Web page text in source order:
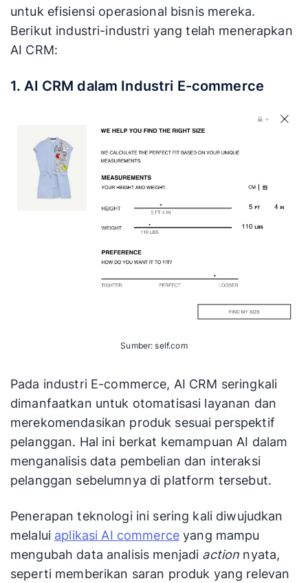
untuk efisiensi operasional bisnis mereka.
Berikut industri-industri yang telah menerapkan
AI CRM:
1. AI CRM dalam Industri E-commerce
Sumber: self.com
Pada industri E-commerce, AI CRM seringkali
dimanfaatkan untuk otomatisasi layanan dan
merekomendasikan produk sesuai perspektif
pelanggan. Hal ini berkat kemampuan AI dalam
menganalisis data pembelian dan interaksi
pelanggan sebelumnya di platform tersebut.
Penerapan teknologi ini sering kali diwujudkan
melalui aplikasi AI commerce yang mampu
mengubah data analisis menjadi action nyata,
seperti memberikan saran produk yang relevan